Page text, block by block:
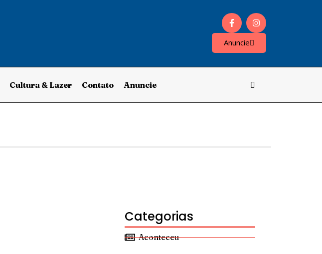
Anuncie
Cultura & Lazer Contato Anuncie
Categorias
Aconteceu